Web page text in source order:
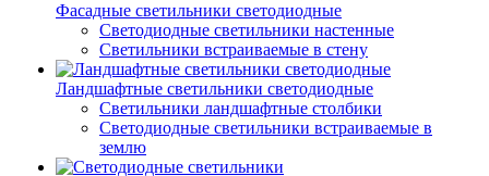
Фасадные светильники светодиодные
Светодиодные светильники настенные
Светильники встраиваемые в стену
Ландшафтные светильники светодиодные
Светильники ландшафтные столбики
Светодиодные светильники встраиваемые в
землю